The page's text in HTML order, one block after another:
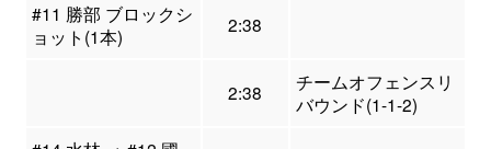
#11 勝部 ブロックシ
ョット(1本)
2:38
2:38
チームオフェンスリ
バウンド(1-1-2)